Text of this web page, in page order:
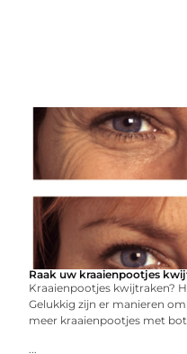
Raak uw kraaienpootjes
Kraaienpootjes kwijtraken?
Gelukkig zijn er manieren
meer kraaienpootjes met
...